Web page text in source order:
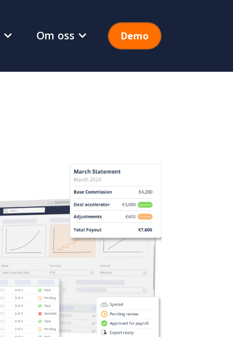
Vis undermeny for Ressurser
Om oss Vis undermeny for Om oss
Demo